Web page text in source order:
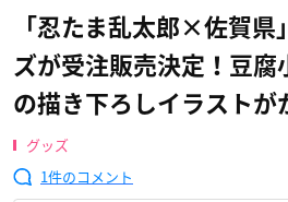
「忍たま乱太郎×佐賀県
ズが受注販売決定！豆腐
の描き下ろしイラストが
グッズ
1